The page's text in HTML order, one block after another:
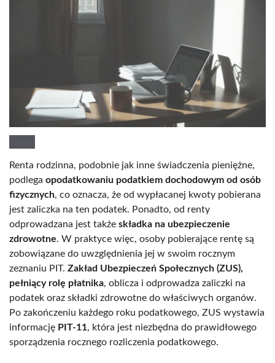
Renta rodzinna, podobnie jak inne świadczenia pieniężne,
podlega opodatkowaniu podatkiem dochodowym od osób
fizycznych, co oznacza, że od wypłacanej kwoty pobierana
jest zaliczka na ten podatek. Ponadto, od renty
odprowadzana jest także składka na ubezpieczenie
zdrowotne. W praktyce więc, osoby pobierające rentę są
zobowiązane do uwzględnienia jej w swoim rocznym
zeznaniu PIT. Zakład Ubezpieczeń Społecznych (ZUS),
pełniący rolę płatnika, oblicza i odprowadza zaliczki na
podatek oraz składki zdrowotne do właściwych organów.
Po zakończeniu każdego roku podatkowego, ZUS wystawia
informację PIT-11, która jest niezbędna do prawidłowego
sporządzenia rocznego rozliczenia podatkowego.